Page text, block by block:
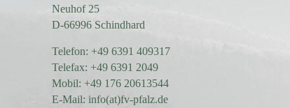
Neuhof 25
D-66996 Schindhard
Telefon: +49 6391 409317
Telefax: +49 6391 2049
Mobil: +49 176 20613544
E-Mail: info(at)fv-pfalz.de